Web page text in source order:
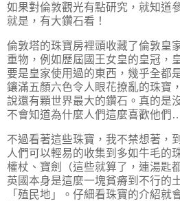
如果對倫敦觀光有點研究，就知道
就是，有大鑽石看！
倫敦塔的珠寶房裡頭收藏了倫敦皇
重物，例如歷屆國王女皇的皇冠，
要是皇家使用過的東西，幾乎全都
鑲滿五顏六色令人眼花撩亂的珠寶
說還有顆世界最大的鑽石。真的是
不會知道為什麼人們這麼喜歡他們
不過看著這些珠寶，我不禁想著，
人們可以輕易的收集到多如牛毛的
權杖、寶劍（這些就算了，連湯匙
英國本身是這麼一塊貧瘠到不行的
「殖民地」。仔細看珠寶的介紹就